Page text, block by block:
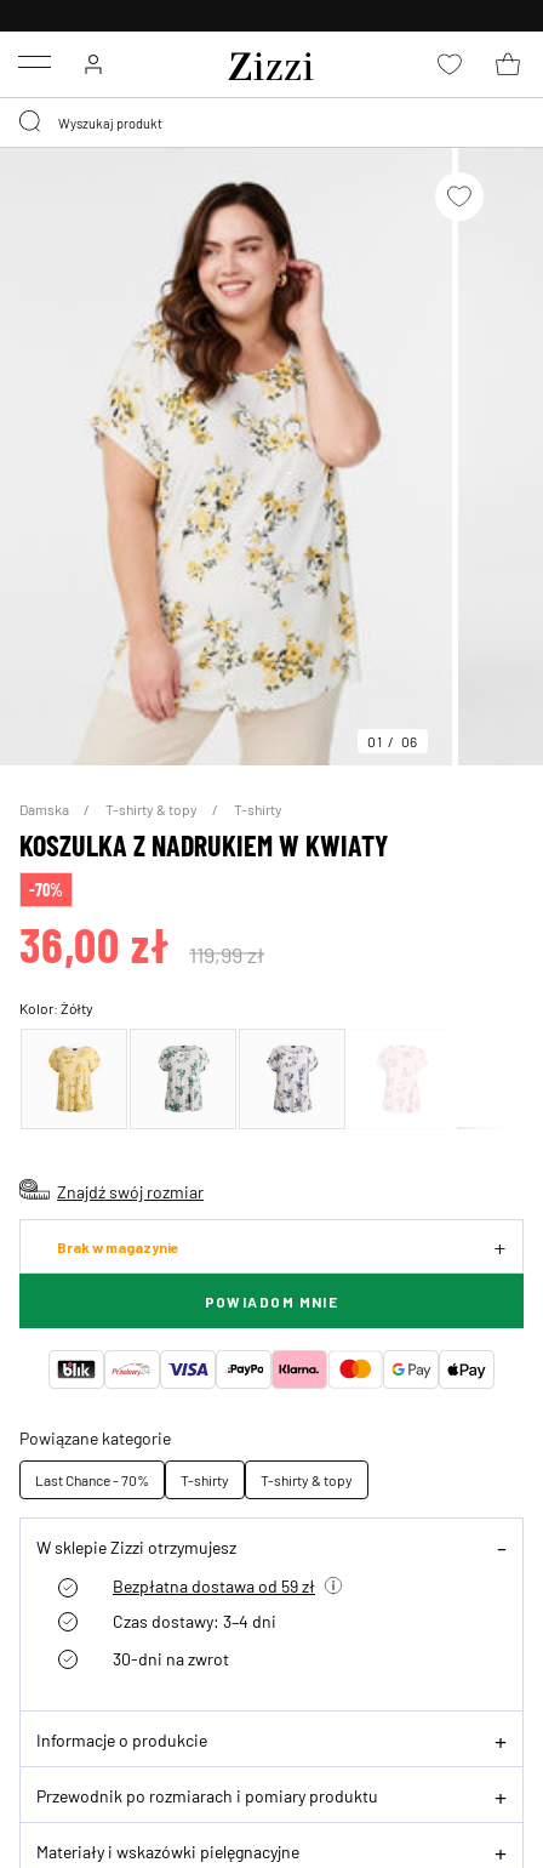
Menu
01 06
Damska T-shirty & topy T-shirty
KOSZULKA Z NADRUKIEM W KWIATY
-70%
36,00 zł 119,99 zł
Kolor:Żółty
Znajdź swój rozmiar
Brak w magazynie
POWIADOM MNIE
Powiązane kategorie
Last Chance - 70% T-shirty T-shirty & topy
W sklepie Zizzi otrzymujesz
Bezpłatna dostawa od 59 zł
Czas dostawy: 3–4 dni
30-dni na zwrot
Informacje o produkcie
Przewodnik po rozmiarach i pomiary produktu
Materiały i wskazówki pielęgnacyjne